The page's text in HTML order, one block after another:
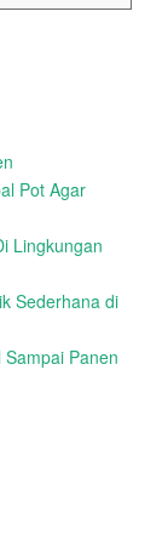
Pot Agar
Lingkungan
Sederhana di
Panen